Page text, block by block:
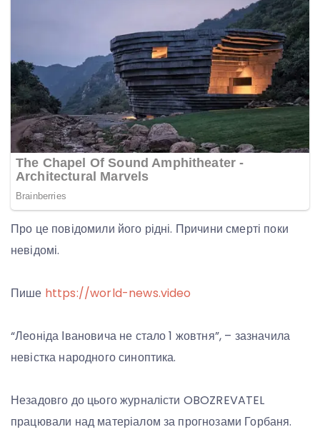
Про це повідомили його рідні. Причини смерті поки
невідомі.
Пише https://world-news.video
“Леоніда Івановича не стало 1 жовтня”, – зазначила
невістка народного синоптика.
Незадовго до цього журналісти OBOZREVATEL
працювали над матеріалом за прогнозами Горбаня.